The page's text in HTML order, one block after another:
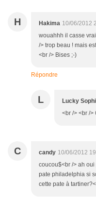
H Hakima 10/06/2012
wouahhh il casse
/> trop beau ! mais
<br /> Bises ;-)
Répondre
L Lucky
<br /> <br />
C candy 10/06/2012
coucou$<br /> ah
pate philadelphia si
cette pate à